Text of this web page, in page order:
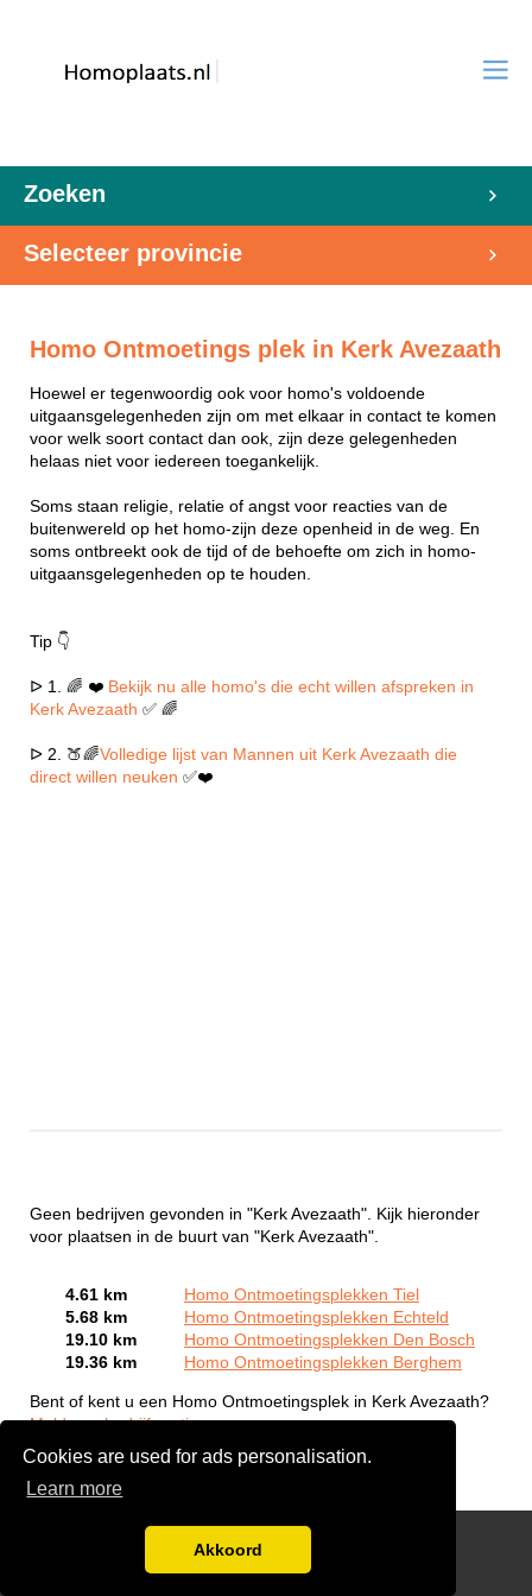
Cookies are used for ads personalisation.
Learn more
Akkoord
Zoeken
Selecteer provincie
Homo Ontmoetings plek in Kerk Avezaath
Hoewel er tegenwoordig ook voor homo's voldoende
uitgaansgelegenheden zijn om met elkaar in contact te komen
voor welk soort contact dan ook, zijn deze gelegenheden
helaas niet voor iedereen toegankelijk.
Soms staan religie, relatie of angst voor reacties van de
buitenwereld op het homo-zijn deze openheid in de weg. En
soms ontbreekt ook de tijd of de behoefte om zich in homo-
uitgaansgelegenheden op te houden.
Tip 👇
ᐅ 1. 🌈 ❤️ Bekijk nu alle homo's die echt willen afspreken in
Kerk Avezaath ✅ 🌈
ᐅ 2. 🍑🌈Volledige lijst van Mannen uit Kerk Avezaath die
direct willen neuken ✅❤️
Geen bedrijven gevonden in "Kerk Avezaath". Kijk hieronder
voor plaatsen in de buurt van "Kerk Avezaath".
4.61 km
Homo Ontmoetingsplekken Tiel
5.68 km
Homo Ontmoetingsplekken Echteld
19.10 km
Homo Ontmoetingsplekken Den Bosch
19.36 km
Homo Ontmoetingsplekken Berghem
Bent of kent u een Homo Ontmoetingsplek in Kerk Avezaath?
Meld een bedrijf gratis aan